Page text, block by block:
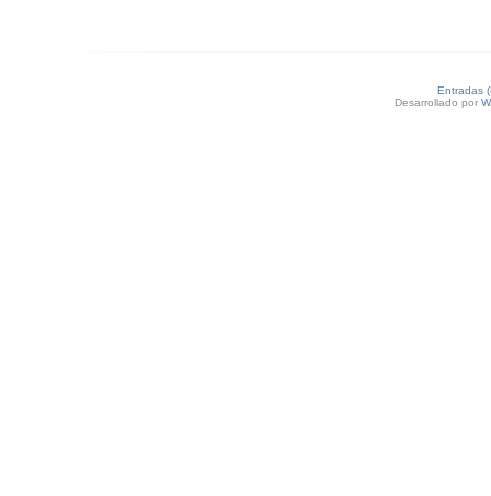
Entradas
Desarrollado por